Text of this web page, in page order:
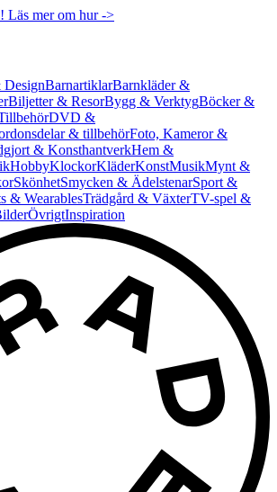
Läs mer om hur ->
BarnartiklarBarnkläder &
Biljetter & ResorBygg & VerktygBöcker &
DVD &
& tillbehörFoto, Kameror &
& KonsthantverkHem &
HobbyKlockorKläderKonstMusikMynt &
SkönhetSmycken & ÄdelstenarSport &
& WearablesTrädgård & VäxterTV-spel &
ÖvrigtInspiration